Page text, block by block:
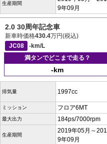
生産期間
9年09月
2.0 30周年記念車
新車時価格430.4万円(税込)
JC08
-km/L
満タンでどこまで走る？
-km
排気量 1997cc
ミッション フロア6MT
最大出力 184ps/7000rpm
生産期間
2019年05月～201
9年09月